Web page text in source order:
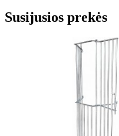
Susijusios prekės